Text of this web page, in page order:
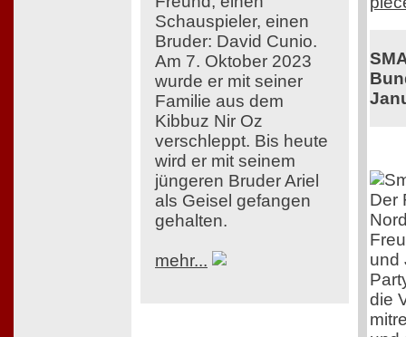
Schauspieler, einen
Bruder: David Cunio.
Am 7. Oktober 2023
wurde er mit seiner
Familie aus dem
Kibbuz Nir Oz
verschleppt. Bis heute
wird er mit seinem
jüngeren Bruder Ariel
als Geisel gefangen
gehalten.
mehr...
Der
und
die